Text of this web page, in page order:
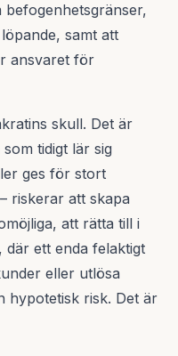
befogenhetsgränser,
samt att
ansvaret för
skull. Det är
tidigt lär sig
ges för stort
riskerar att skapa
att rätta till i
ett enda felaktigt
eller utlösa
hypotetisk risk. Det är